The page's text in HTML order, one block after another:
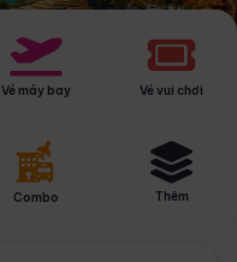
Vé máy bay Vé vui chơi
Combo Thêm